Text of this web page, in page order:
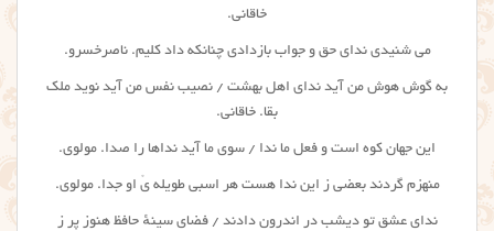
خاقانی.
می شنیدی ندای حق و جواب بازدادی چنانکه داد کلیم. ناصرخسرو.
به گوش هوش من آید ندای اهل بهشت / نصیب نفس من آید نوید ملک
بقا. خاقانی.
این جهان کوه است و فعل ما ندا / سوی ما آید نداها را صدا. مولوی.
منهزم گردند بعضی ز این ندا هست هر اسبی طویله یْ او جدا. مولوی.
ندای عشق تو دیشب در اندرون دادند / فضای سینهٔ حافظ هنوز پر ز